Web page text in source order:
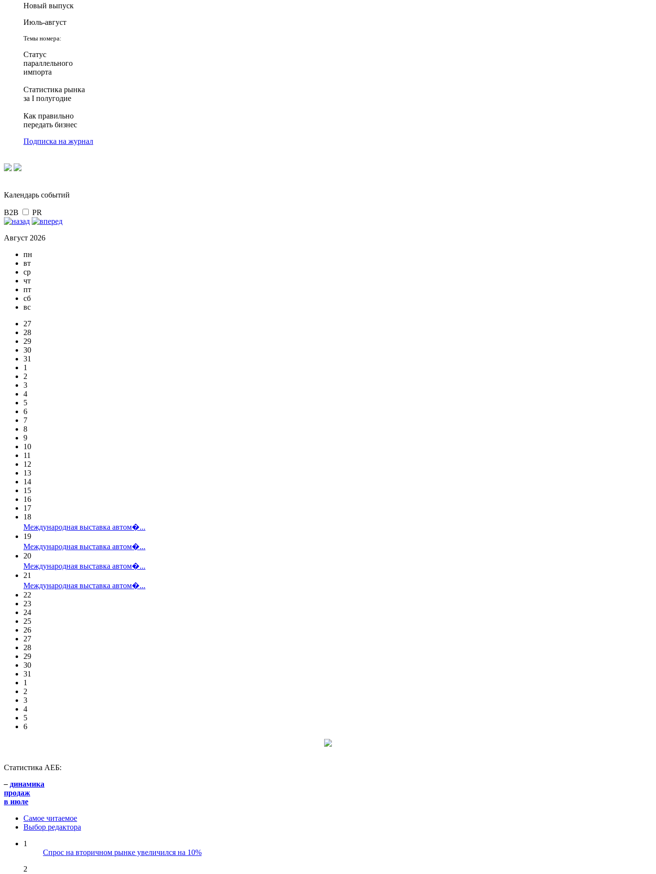
Новый выпуск
Июль-август
Темы номера:
Статус
параллельного
импорта
Статистика рынка
за I полугодие
Как правильно
передать бизнес
Подписка на журнал
Календарь событий
B2B PR
Август 2026
пн
вт
ср
чт
пт
сб
вс
27
28
29
30
31
1
2
3
4
5
6
7
8
9
10
11
12
13
14
15
16
17
18
Международная выставка автом�...
19
Международная выставка автом�...
20
Международная выставка автом�...
21
Международная выставка автом�...
22
23
24
25
26
27
28
29
30
31
1
2
3
4
5
6
Статистика АЕБ:
– динамика
продаж
в июле
Самое читаемое
Выбор редактора
1
Спрос на вторичном рынке увеличился на 10%
2